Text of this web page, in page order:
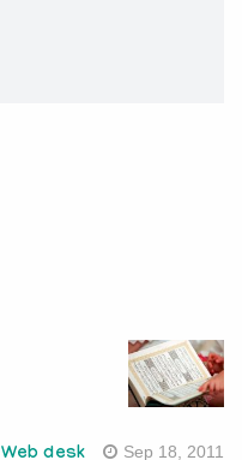
Web desk Sep 18, 2011